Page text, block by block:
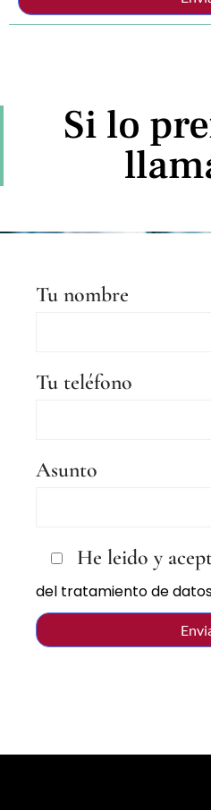
Si lo
Tu nombre
Tu teléfono
Asunto
He leido y
del tratamiento de